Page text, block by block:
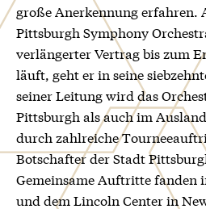
große Anerkennung erfahren.
Pittsburgh Symphony
verlängerter Vertrag bis zum
läuft, geht er in seine
seiner Leitung wird das
Pittsburgh als auch im
durch zahlreiche
Botschafter der Stadt
Gemeinsame Auftritte fanden
und dem Lincoln Center in